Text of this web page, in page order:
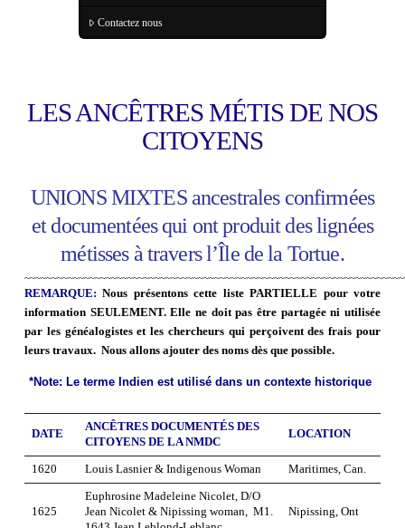
Contactez nous
LES ANCÊTRES MÉTIS DE NOS
CITOYENS
UNIONS MIXTES ancestrales confirmées
et documentées qui ont produit des lignées
métisses à travers l’Île de la Tortue.
REMARQUE: Nous présentons cette liste PARTIELLE pour votre
information SEULEMENT.Elle ne doit pasêtre partagée ni utilisée
par les généalogistes et les chercheurs qui perçoivent des frais pour
leurs travaux.Nous allons ajouter des noms dès que possible.
*Note: Le terme Indien est utilisé dans un contexte historique
DATE
ANCÊTRES DOCUMENTÉS DES
CITOYENS DE LA NMDC
LOCATION
1620 Louis Lasnier & Indigenous Woman Maritimes, Can.
1625
Euphrosine Madeleine Nicolet, D/O
Jean Nicolet & Nipissing woman, M1.
Nipissing, Ont